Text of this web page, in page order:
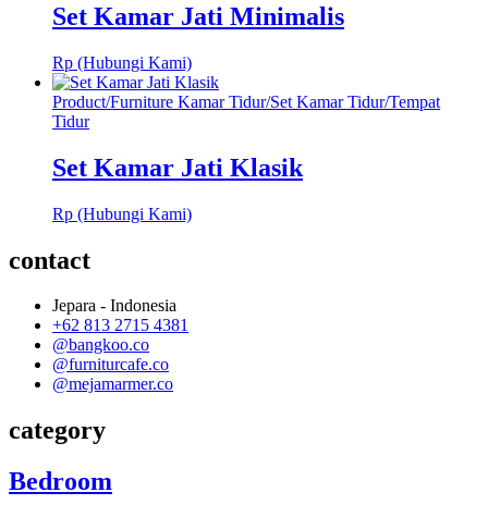
Set Kamar Jati Minimalis
Rp (Hubungi Kami)
Product/Furniture Kamar Tidur/Set Kamar Tidur/Tempat
Tidur
Set Kamar Jati Klasik
Rp (Hubungi Kami)
contact
Jepara - Indonesia
+62 813 2715 4381
@bangkoo.co
@furniturcafe.co
@mejamarmer.co
category
Bedroom